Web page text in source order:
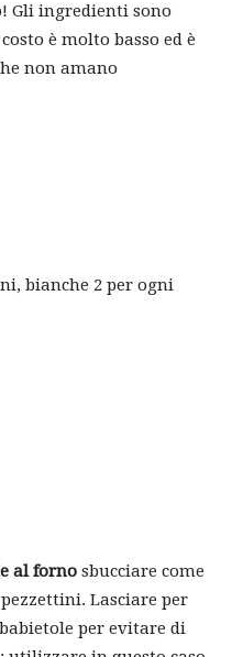
Gli ingredienti sono
è molto basso ed è
non amano
bianche 2 per ogni
al forno sbucciare come
Lasciare per
per evitare di